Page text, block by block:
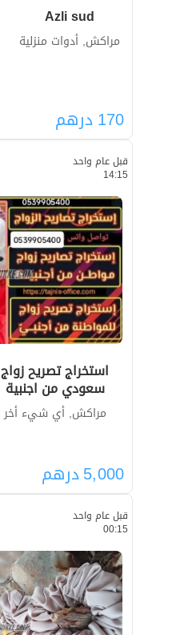
Azli sud
مراكش, أدوات منزلية
170درهم
قبل عام واحد
14:15
استخراج تصريح زواج
سعودي من اجنبية
مراكش, أي شيء أخر
5,000درهم
قبل عام واحد
00:15